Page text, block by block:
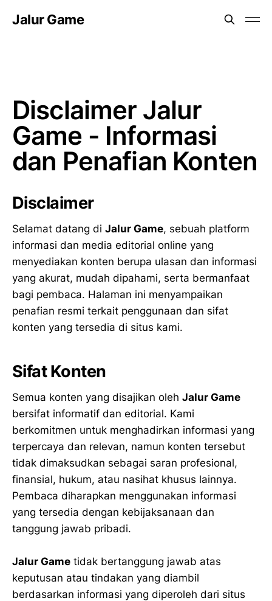
Jalur Game
Disclaimer Jalur
Game - Informasi
dan Penafian Konten
Disclaimer
Selamat datang di Jalur Game, sebuah platform
informasi dan media editorial online yang
menyediakan konten berupa ulasan dan informasi
yang akurat, mudah dipahami, serta bermanfaat
bagi pembaca. Halaman ini menyampaikan
penafian resmi terkait penggunaan dan sifat
konten yang tersedia di situs kami.
Sifat Konten
Semua konten yang disajikan oleh Jalur Game
bersifat informatif dan editorial. Kami
berkomitmen untuk menghadirkan informasi yang
terpercaya dan relevan, namun konten tersebut
tidak dimaksudkan sebagai saran profesional,
finansial, hukum, atau nasihat khusus lainnya.
Pembaca diharapkan menggunakan informasi
yang tersedia dengan kebijaksanaan dan
tanggung jawab pribadi.
Jalur Game tidak bertanggung jawab atas
keputusan atau tindakan yang diambil
berdasarkan informasi yang diperoleh dari situs